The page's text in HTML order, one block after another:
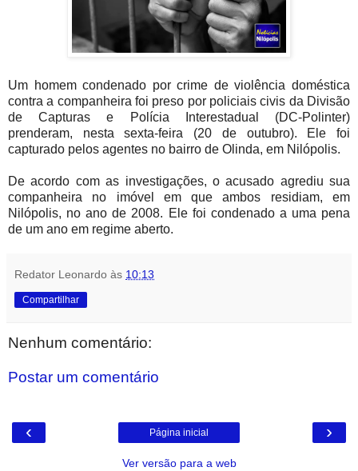
Um homem condenado por crime de violência doméstica
contra a companheira foi preso por policiais civis da Divisão
de Capturas e Polícia Interestadual (DC-Polinter)
prenderam, nesta sexta-feira (20 de outubro). Ele foi
capturado pelos agentes no bairro de Olinda, em Nilópolis.
De acordo com as investigações, o acusado agrediu sua
companheira no imóvel em que ambos residiam, em
Nilópolis, no ano de 2008. Ele foi condenado a uma pena
de um ano em regime aberto.
Redator Leonardo às 10:13
Compartilhar
Nenhum comentário:
Postar um comentário
‹ ›
Página inicial
Ver versão para a web